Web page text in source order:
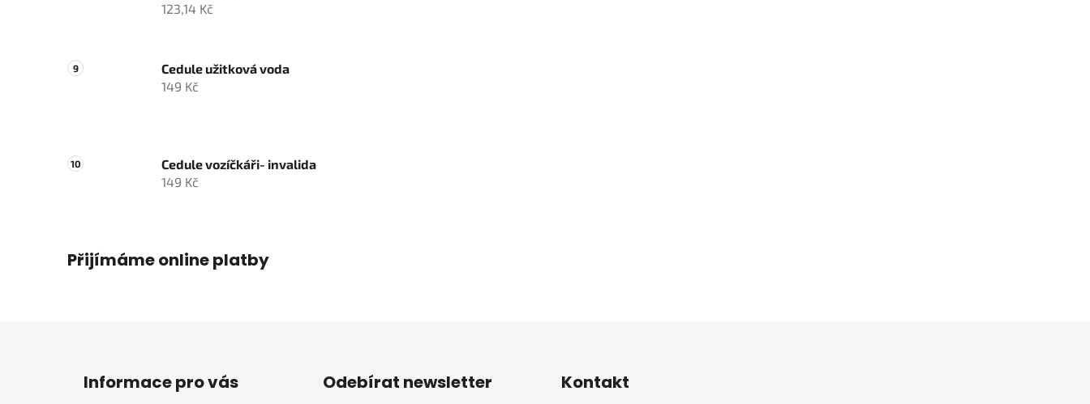
123,14 Kč
Cedule užitková voda
149 Kč
Cedule vozíčkáři- invalida
149 Kč
Přijímáme online platby
Informace pro vás Odebírat newsletter Kontakt